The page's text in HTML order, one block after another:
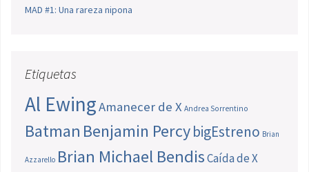
MAD #1: Una rareza nipona
Etiquetas
Al EwingAmanecer de X Andrea Sorrentino
Batman Benjamin PercybigEstreno Brian
Azzarello Brian Michael BendisCaída de X